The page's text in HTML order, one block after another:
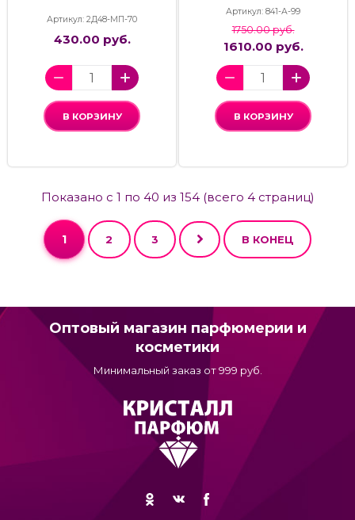
Артикул: 2Д48-МП-70
430.00 руб.
В КОРЗИНУ
Артикул: 841-А-99
1750.00 руб.
1610.00 руб.
В КОРЗИНУ
Показано с 1 по 40 из 154 (всего 4 страниц)
1 2 3 В КОНЕЦ
Оптовый магазин парфюмерии и
косметики
Минимальный заказ от 999 руб.